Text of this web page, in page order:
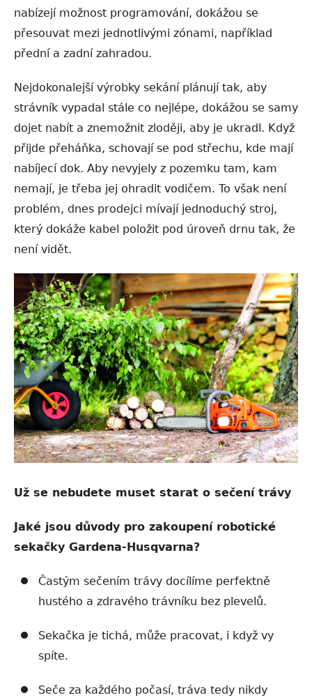
nabízejí možnost programování, dokážou se
přesouvat mezi jednotlivými zónami, například
přední a zadní zahradou.
Nejdokonalejší výrobky sekání plánují tak, aby
strávník vypadal stále co nejlépe, dokážou se samy
dojet nabít a znemožnit zloději, aby je ukradl. Když
přijde přeháňka, schovají se pod střechu, kde mají
nabíjecí dok. Aby nevyjely z pozemku tam, kam
nemají, je třeba jej ohradit vodičem. To však není
problém, dnes prodejci mívají jednoduchý stroj,
který dokáže kabel položit pod úroveň drnu tak, že
není vidět.
Už se nebudete muset starat o sečení trávy
Jaké jsou důvody pro zakoupení robotické
sekačky Gardena-Husqvarna?
Častým sečením trávy docílíme perfektně
hustého a zdravého trávníku bez plevelů.
Sekačka je tichá, může pracovat, i když vy
spíte.
Seče za každého počasí, tráva tedy nikdy